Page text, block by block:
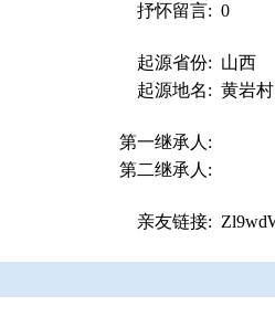
抒怀留言: 0
起源省份: 山西
起源地名: 黄岩村
第一继承人:
第二继承人:
亲友链接: